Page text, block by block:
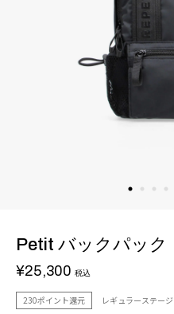
Petit バックパック
¥25,300 税込
230ポイント還元
レギュラーステージ